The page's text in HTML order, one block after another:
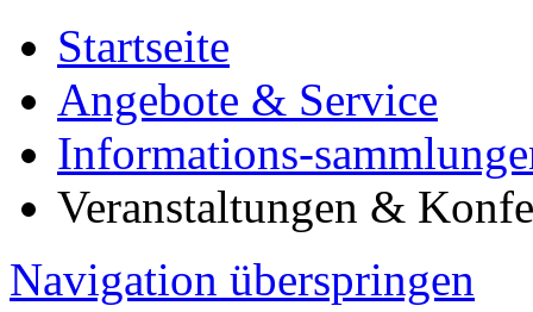
Startseite
Angebote & Service
Informations-
Veranstaltungen &
Navigation überspringen